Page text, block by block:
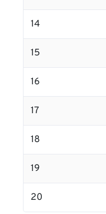
14
15
16
17
18
19
20